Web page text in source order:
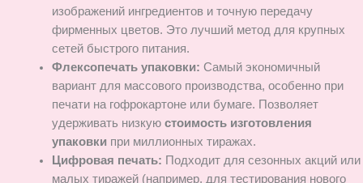
изображений ингредиентов и точную передачу
фирменных цветов. Это лучший метод для крупных
сетей быстрого питания.
Флексопечать упаковки: Самый экономичный
вариант для массового производства, особенно при
печати на гофрокартоне или бумаге. Позволяет
удерживать низкую стоимость изготовления
упаковкипри миллионных тиражах.
Цифровая печать: Подходит для сезонных акций или
малых тиражей (например, для тестирования нового